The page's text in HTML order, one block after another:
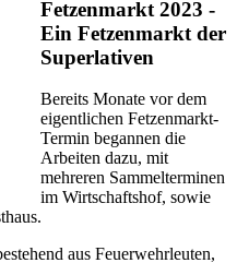
Fetzenmarkt 2023 -
Ein Fetzenmarkt der
Superlativen
Bereits Monate vor dem
eigentlichen Fetzenmarkt-
Termin begannen die
Arbeiten dazu, mit
mehreren Sammelterminen
im Wirtschaftshof, sowie
aus Feuerwehrleuten,